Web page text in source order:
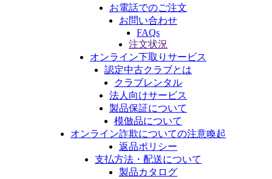
お電話でのご注文
お問い合わせ
FAQs
注文状況
オンライン下取りサービス
認定中古クラブとは
クラブレンタル
法人向けサービス
製品保証について
模倣品について
オンライン詐欺についての注意喚起
返品ポリシー
支払方法・配送について
製品カタログ